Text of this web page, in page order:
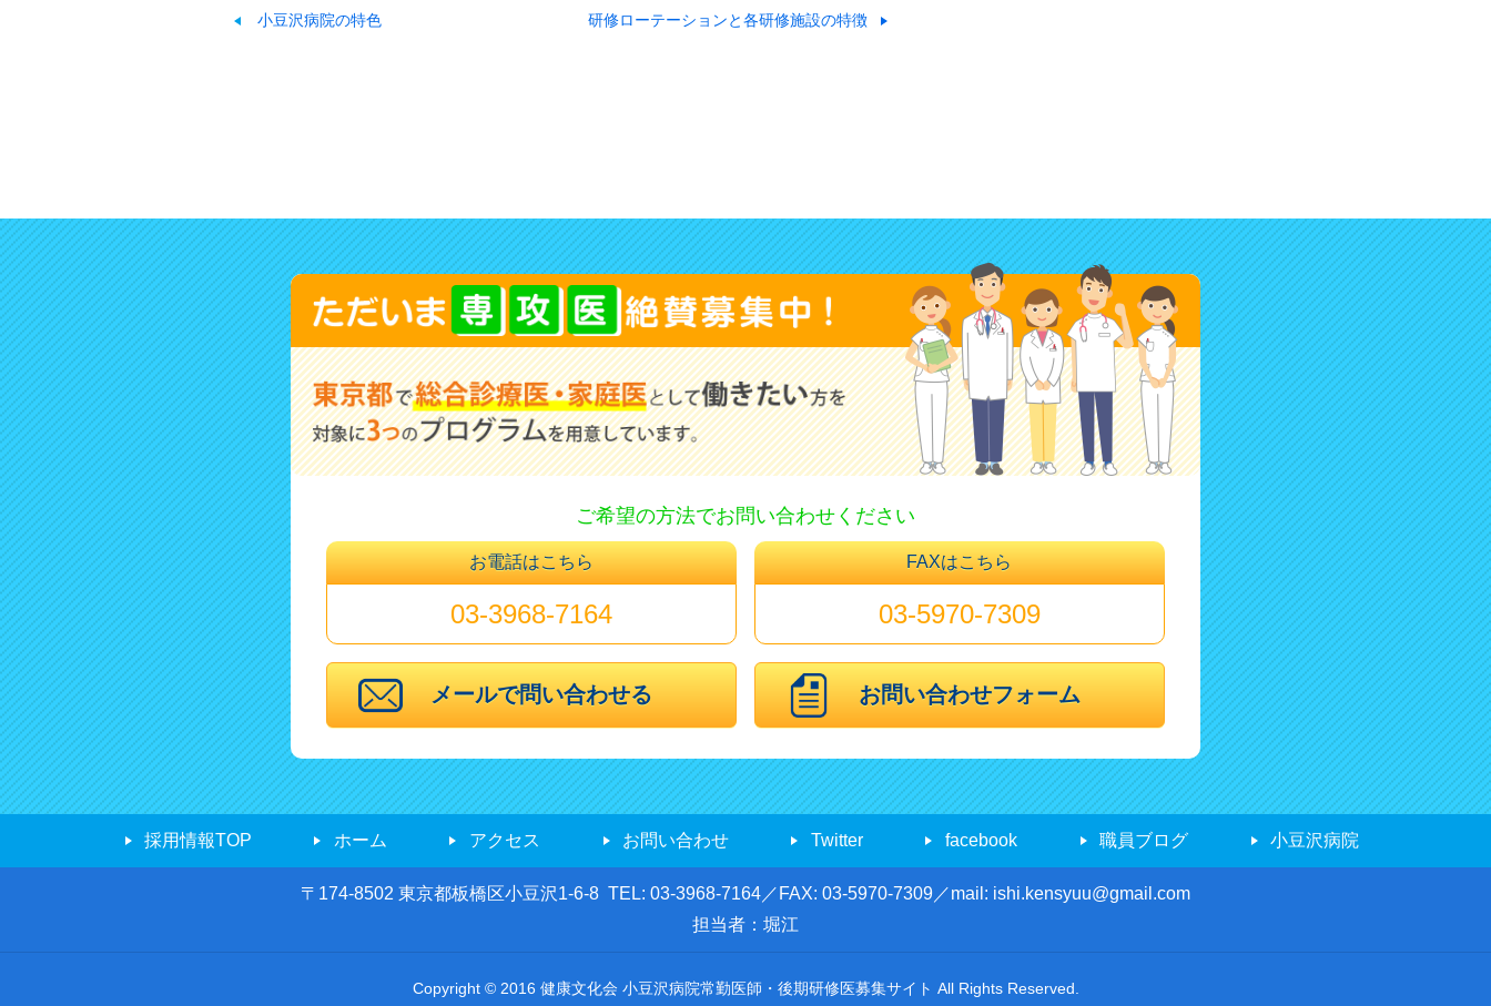
小豆沢病院の特色 研修ローテーションと各研修施設の特徴
ご希望の方法でお問い合わせください
お電話はこちら
03-3968-7164
FAXはこちら
03-5970-7309
メールで問い合わせる お問い合わせフォーム
採用情報TOP ホーム アクセス お問い合わせ Twitter facebook 職員ブログ 小豆沢病院
〒174-8502 東京都板橋区小豆沢1-6-8 TEL: 03-3968-7164／FAX: 03-5970-7309／mail: ishi.kensyuu@gmail.com
担当者：堀江
Copyright © 2016 健康文化会 小豆沢病院常勤医師・後期研修医募集サイト All Rights Reserved.